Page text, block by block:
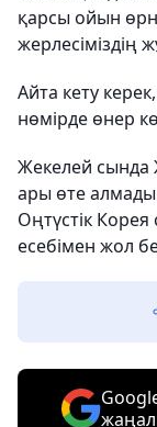
қарсы ойын
жерлесіміздің
Айта кету
нөмірде өнер
Жекелей сында
ары өте
Оңтүстік
есебімен жол